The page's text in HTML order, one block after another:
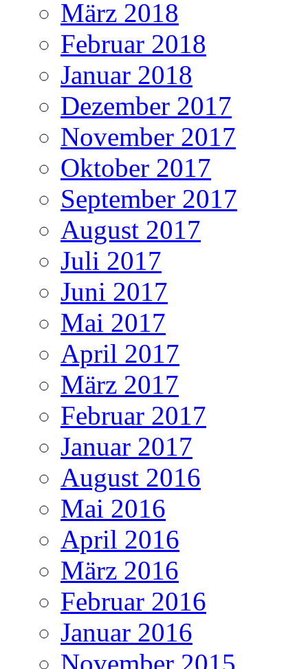
März 2018
Februar 2018
Januar 2018
Dezember 2017
November 2017
Oktober 2017
September 2017
August 2017
Juli 2017
Juni 2017
Mai 2017
April 2017
März 2017
Februar 2017
Januar 2017
August 2016
Mai 2016
April 2016
März 2016
Februar 2016
Januar 2016
November 2015